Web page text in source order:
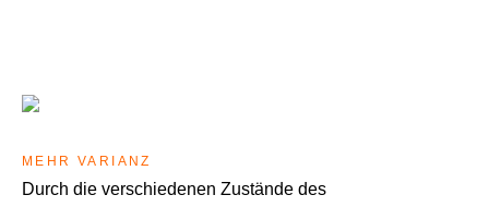
MEHR VARIANZ
Durch die verschiedenen Zustände des